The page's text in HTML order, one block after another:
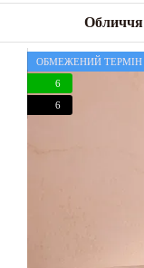
Обличчя
ОБМЕЖЕНИЙ ТЕРМІН
6
6